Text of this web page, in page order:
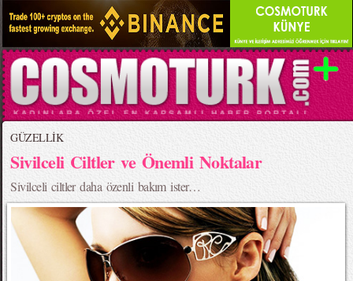
GÜZELLİK
Sivilceli Ciltler ve Önemli Noktalar
Sivilceli ciltler daha özenli bakım ister…